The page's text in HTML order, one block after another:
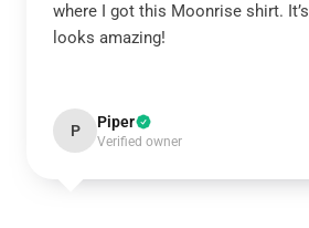
where I got this Moonrise shirt.
looks amazing!
P Piper
Verified owner